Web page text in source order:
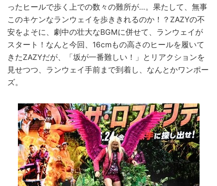
ったヒールで歩く上での数々の難所が…。果たして、無事
このキケンなランウェイを歩ききれるのか！？ZAZYの不
安をよそに、劇中の壮大なBGMに併せて、ランウェイが
スタート！なんと今回、16cmもの高さのヒールを履いて
きたZAZYだが、「坂が一番難しい！」とリアクションを
見せつつ、ランウェイ手前まで到着し、なんとかワンポー
ズ。